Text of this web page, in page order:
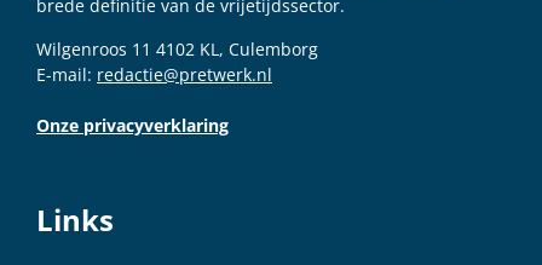
brede definitie van de vrijetijdssector.
Wilgenroos 11 4102 KL, Culemborg
E-mail: redactie@pretwerk.nl
Onze privacyverklaring
Links